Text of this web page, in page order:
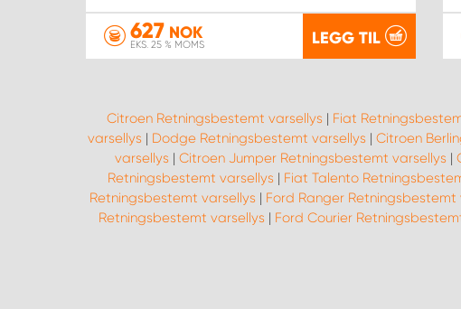
627 NOK
EKS. 25 % MOMS LEGG TIL
Citroen Retningsbestemt varsellys | Fiat
varsellys | Dodge Retningsbestemt varsellys | Citroen
varsellys | Citroen Jumper Retningsbestemt varsellys |
Retningsbestemt varsellys | Fiat Talento
Retningsbestemt varsellys | Ford Ranger Retningsbestemt
Retningsbestemt varsellys | Ford Courier